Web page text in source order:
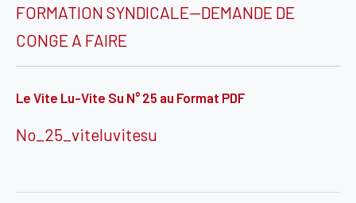
FORMATION SYNDICALE—DEMANDE DE
CONGE A FAIRE
Le Vite Lu-Vite Su N° 25 au Format PDF
No_25_viteluvitesu